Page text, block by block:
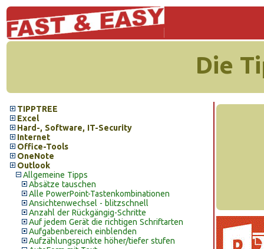
Die
TIPPTREE
Excel
Hard-, Software, IT-Security
Internet
Office-Tools
OneNote
Outlook
Allgemeine Tipps
Absätze tauschen
Alle PowerPoint-Tastenkombinationen
Ansichtenwechsel - blitzschnell
Anzahl der Rückgängig-Schritte
Auf jedem Gerät die richtigen Schriftarten
Aufgabenbereich einblenden
Aufzählungspunkte höher/tiefer stufen